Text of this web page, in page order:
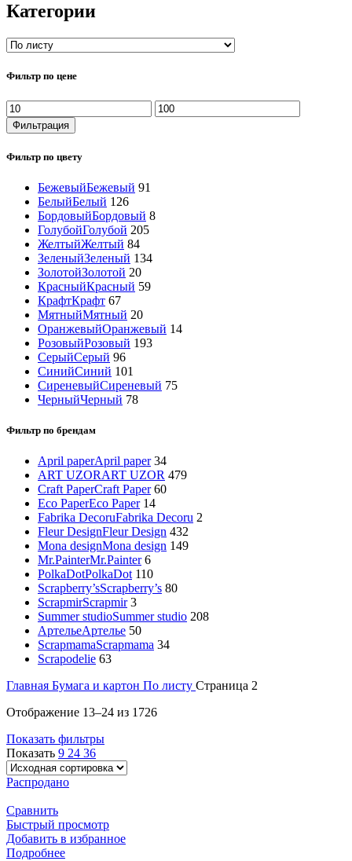
Категории
Фильтр по цене
Минимальная
цена
Максимальная
цена
Фильтрация
Фильтр по цвету
БежевыйБежевый 91
БелыйБелый 126
БордовыйБордовый 8
ГолубойГолубой 205
ЖелтыйЖелтый 84
ЗеленыйЗеленый 134
ЗолотойЗолотой 20
КрасныйКрасный 59
КрафтКрафт 67
МятныйМятный 20
ОранжевыйОранжевый 14
РозовыйРозовый 193
СерыйСерый 96
СинийСиний 101
СиреневыйСиреневый 75
ЧерныйЧерный 78
Фильтр по брендам
April paperApril paper 34
ART UZORART UZOR 479
Craft PaperCraft Paper 60
Eco PaperEco Paper 14
Fabrika DecoruFabrika Decoru 2
Fleur DesignFleur Design 432
Mona designMona design 149
Mr.PainterMr.Painter 6
PolkaDotPolkaDot 110
Scrapberry’sScrapberry’s 80
ScrapmirScrapmir 3
Summer studioSummer studio 208
АртельеАртелье 50
ScrapmamaScrapmama 34
Scrapodelie 63
Главная Бумага и картон По листу Страница 2
Отображение 13–24 из 1726
Показать фильтры
Показать 9 24 36
Распродано
Сравнить
Быстрый просмотр
Добавить в избранное
Подробнее